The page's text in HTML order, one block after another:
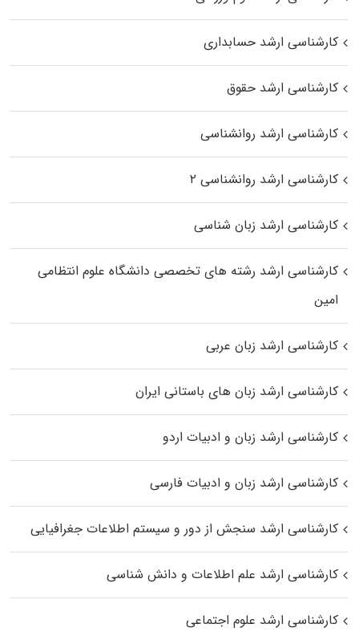
کارشناسی ارشد حسابداری
کارشناسی ارشد حقوق
کارشناسی ارشد روانشناسی
کارشناسی ارشد روانشناسی ۲
کارشناسی ارشد زبان شناسی
کارشناسی ارشد رﺷﺘﻪ ﻫﺎی تخصصی داﻧﺸﮕﺎه ﻋﻠﻮم انتظامی
اﻣﻴﻦ
کارشناسی ارشد زبان عربی
کارشناسی ارشد زبان‌ های باستانی ایران
کارشناسی ارشد زبان و ادبیات اردو
کارشناسی ارشد زبان و ادبیات فارسی
کارشناسی ارشد سنجش از دور و سیستم اطلاعات جغرافیایی
کارشناسی ارشد علم اطلاعات و دانش شناسی
کارشناسی ارشد علوم اجتماعی